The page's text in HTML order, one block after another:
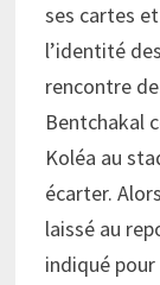
ses cartes
l’identité
rencontre
Bentchakal
Koléa au
écarter.
laissé au
indiqué